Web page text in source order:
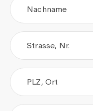
Nachname
Strasse, Nr.
PLZ, Ort